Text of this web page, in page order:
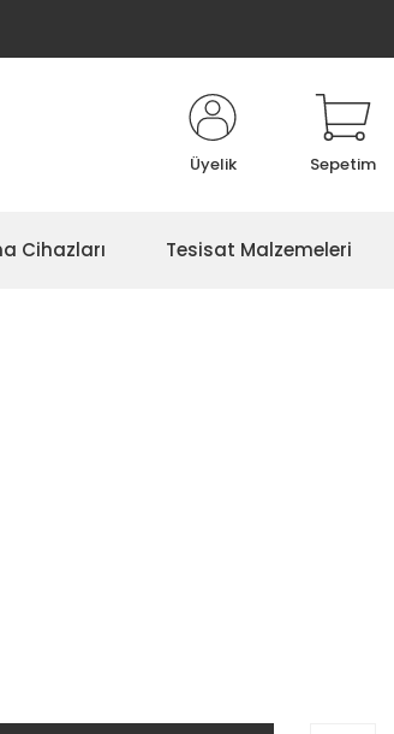
Üyelik Sepetim
Cihazları Tesisat Malzemeleri